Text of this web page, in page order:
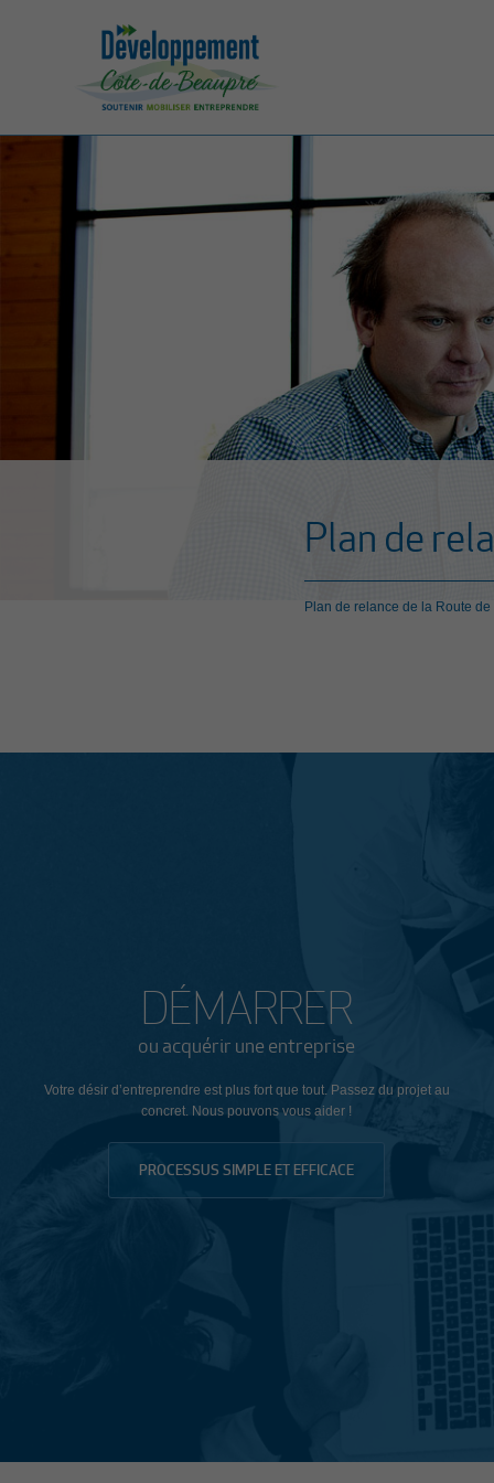
Plan de
Plan de relance de la Route
DÉMARRER
ou acquérir une entreprise
Votre désir d’entreprendre est plus fort que tout. Passez du projet au
concret. Nous pouvons vous aider !
PROCESSUS SIMPLE ET EFFICACE